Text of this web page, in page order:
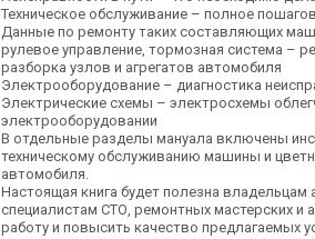
Техническое обслуживание – полное
Данные по ремонту таких составляющих
рулевое управление, тормозная система –
разборка узлов и агрегатов автомобиля
Электрооборудование – диагностика
Электрические схемы – электросхемы
электрооборудовании
В отдельные разделы мануала включены
техническому обслуживанию машины и
автомобиля.
Настоящая книга будет полезна
специалистам СТО, ремонтных мастерских
работу и повысить качество предлагаемых